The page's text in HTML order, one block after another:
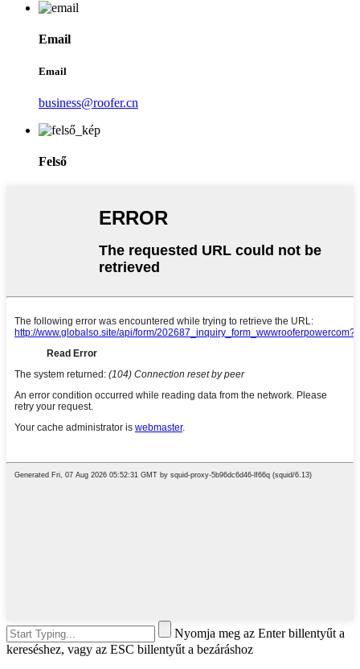
Email
Email
business@roofer.cn
Felső
Nyomja meg az Enter billentyűt a
kereséshez, vagy az ESC billentyűt a bezáráshoz